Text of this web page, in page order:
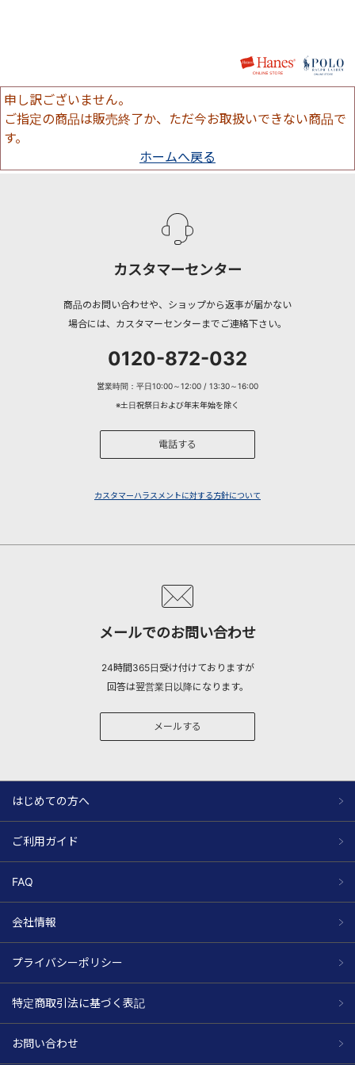
申し訳ございません。
ご指定の商品は販売終了か、ただ今お取扱いできない商品で
す。
ホームへ戻る
カスタマーセンター
商品のお問い合わせや、ショップから返事が届かない
場合には、カスタマーセンターまでご連絡下さい。
0120-872-032
営業時間：平日10:00～12:00 / 13:30～16:00
※土日祝祭日および年末年始を除く
電話する
カスタマーハラスメントに対する方針について
メールでのお問い合わせ
24時間365日受け付けておりますが
回答は翌営業日以降になります。
メールする
はじめての方へ
ご利用ガイド
FAQ
会社情報
プライバシーポリシー
特定商取引法に基づく表記
お問い合わせ